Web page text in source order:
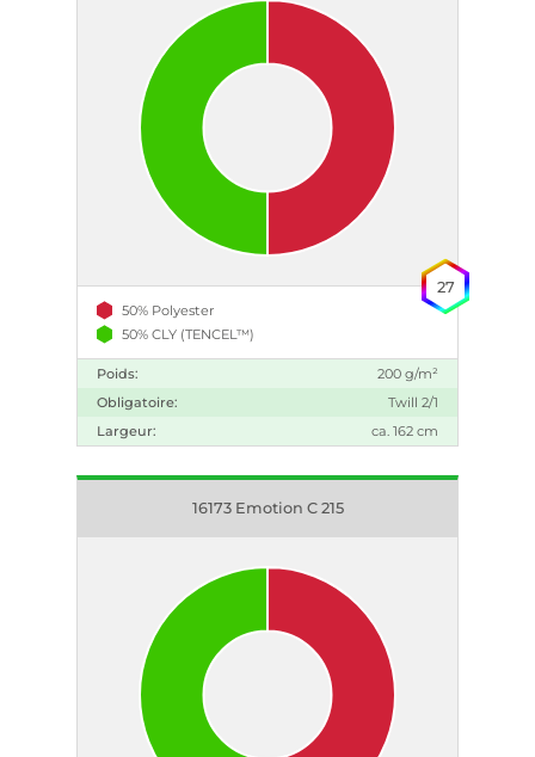
50% Polyester
50% CLY (TENCEL™)
Poids:
200 g/m²
Obligatoire:
Twill 2/1
Largeur:
ca. 162 cm
27
16173 Emotion C 215